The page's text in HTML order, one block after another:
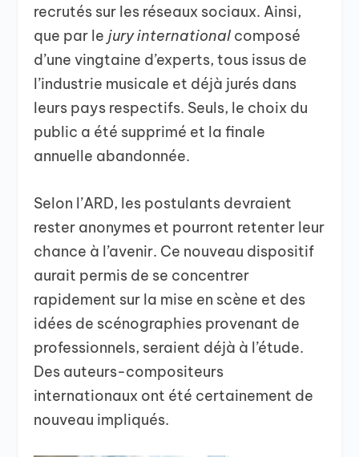
recrutés sur les réseaux sociaux. Ainsi,
que par le jury international composé
d’une vingtaine d’experts, tous issus de
l’industrie musicale et déjà jurés dans
leurs pays respectifs. Seuls, le choix du
public a été supprimé et la finale
annuelle abandonnée.
Selon l’ARD, les postulants devraient
rester anonymes et pourront retenter leur
chance à l’avenir. Ce nouveau dispositif
aurait permis de se concentrer
rapidement sur la mise en scène et des
idées de scénographies provenant de
professionnels, seraient déjà à l’étude.
Des auteurs-compositeurs
internationaux ont été certainement de
nouveau impliqués.